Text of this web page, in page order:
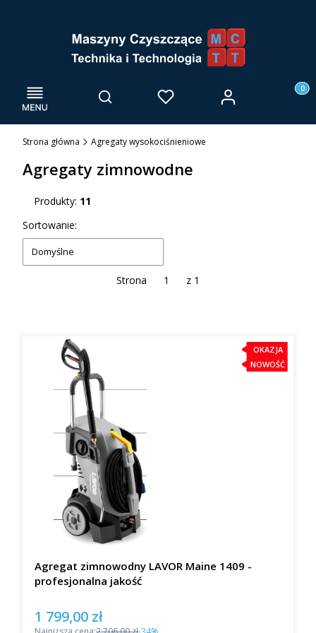
Menu Otwórz wyszukiwarkę
Szukaj Ulubione Zaloguj się
Strona główna Agregaty wysokociśnieniowe
Agregaty zimnowodne
Produkty: 11
Lista produktów
Sortowanie:
Domyślne
Strona z 1
OKAZJA
NOWOŚĆ
Agregat zimnowodny LAVOR Maine 1409 -
profesjonalna jakość
Cena promocyjna
1 799,00 zł